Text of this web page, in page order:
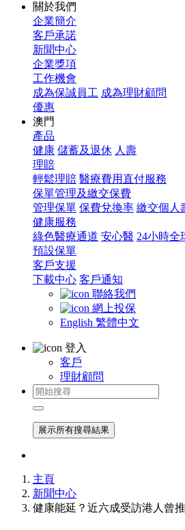
關於我們
企業簡介
客戶承諾
新聞中心
企業獎項
工作機會
成為保誠員工 成為理財顧問
優惠
澳門
產品
健康 儲蓄及退休 人壽
理賠
輕鬆理賠 醫療費用直付服務
保單管理及繳交保費
管理保單 保費兌換率 繳交個人
健康服務
綠色醫療通道 安心醫 24小時全
預設保單
客戶支援
下載中心 客戶通知
聯絡我們
網上投保
English 繁體中文
登入
客戶
理財顧問
展示所有搜尋結果
主頁
新聞中心
健康能延？近六成受訪港人曾